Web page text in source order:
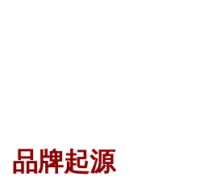
品牌起源